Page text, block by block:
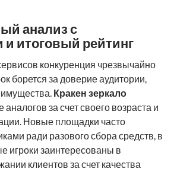
анализ с
и итоговый рейтинг
конкуренция чрезвычайно
борется за доверие аудитории,
Кракен зеркало
за счет своего возраста и
Новые площадки часто
ради разового сбора средств, в
игроки заинтересованы в
клиентов за счет качества